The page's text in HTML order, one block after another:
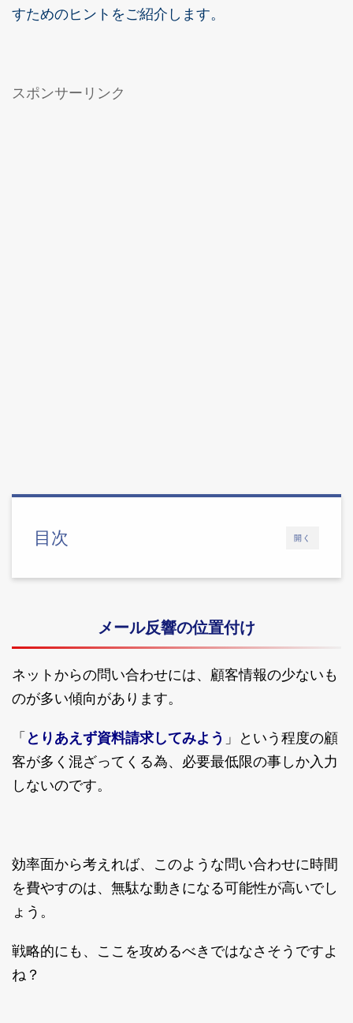
すためのヒントをご紹介します。
スポンサーリンク
開く
目次
メール反響の位置付け
ネットからの問い合わせには、顧客情報の少ないも
のが多い傾向があります。
「 とりあえず資料請求してみよう 」という程度の顧
客が多く混ざってくる為、必要最低限の事しか入力
しないのです。
効率面から考えれば、このような問い合わせに時間
を費やすのは、無駄な動きになる可能性が高いでし
ょう。
戦略的にも、ここを攻めるべきではなさそうですよ
ね？